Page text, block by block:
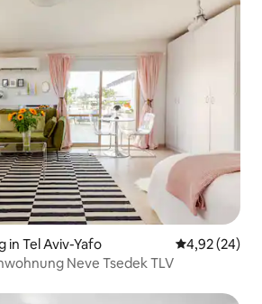
in Tel Aviv-Yafo
4,92 (24)
Neve Tsedek TLV